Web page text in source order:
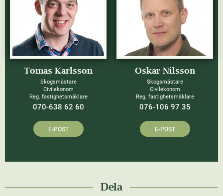
Tomas Karlsson
Skogsmästare
Civilekonom
Reg. fastighetsmäklare
070-638 62 60
E-POST
Oskar Nilsson
Skogsmästare
Civilekonom
Reg. fastighetsmäklare
076-106 97 35
E-POST
Dela